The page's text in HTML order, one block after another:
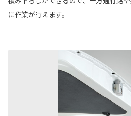
に作業が行えます。